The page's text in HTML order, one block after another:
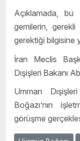
Açıklamada,
gemilerin,
gerektiği bilgisine
İran Meclis
Dışişleri Bakanı
Umman
Boğazı’nın
görüşme